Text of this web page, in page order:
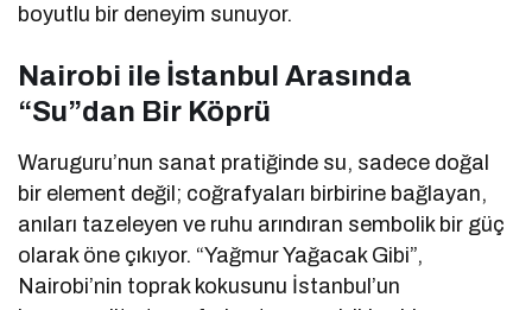
boyutlu bir deneyim sunuyor.
Nairobi ile İstanbul Arasında
“Su”dan Bir Köprü
Waruguru’nun sanat pratiğinde su, sadece doğal
bir element değil; coğrafyaları birbirine bağlayan,
anıları tazeleyen ve ruhu arındıran sembolik bir güç
olarak öne çıkıyor. “Yağmur Yağacak Gibi”,
Nairobi’nin toprak kokusunu İstanbul’un